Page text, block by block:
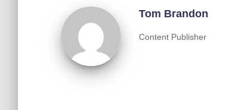
Tom Brandon
Content Publisher